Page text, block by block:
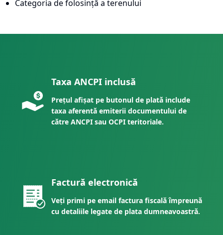
Categoria de folosință a terenului
Taxa ANCPI inclusă
Prețul afișat pe butonul de plată include
taxa aferentă emiterii documentului de
către ANCPI sau OCPI teritoriale.
Factură electronică
Veți primi pe email factura fiscală împreună
cu detaliile legate de plata dumneavoastră.